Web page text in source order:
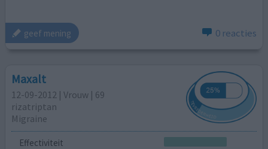
geef mening 0 reacties
Maxalt
12-09-2012 | Vrouw | 69
rizatriptan
Migraine
Effectiviteit